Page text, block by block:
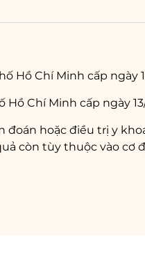
Hồ Chí Minh cấp ngày
Hồ Chí Minh cấp ngày
hoặc điều trị y
còn tùy thuộc vào cơ